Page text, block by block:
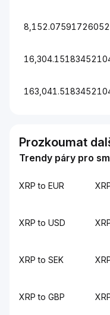
Prozkoumat
Trendy páry pro
XRP to EUR
XRP to USD
XRP to SEK
XRP to GBP